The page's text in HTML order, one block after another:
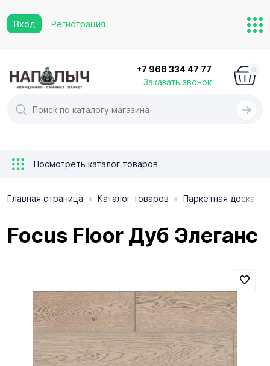
Вход Регистрация
+7 968 334 47 77
Заказать звонок
0
Посмотреть каталог товаров
Главная страница • Каталог товаров • Паркетная доска
Focus Floor Дуб Элеганс